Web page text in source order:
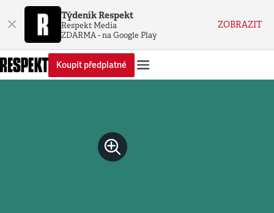
× Týdeník Respekt
Respekt Media
ZDARMA - na Google Play
ZOBRAZIT
Koupit předplatné